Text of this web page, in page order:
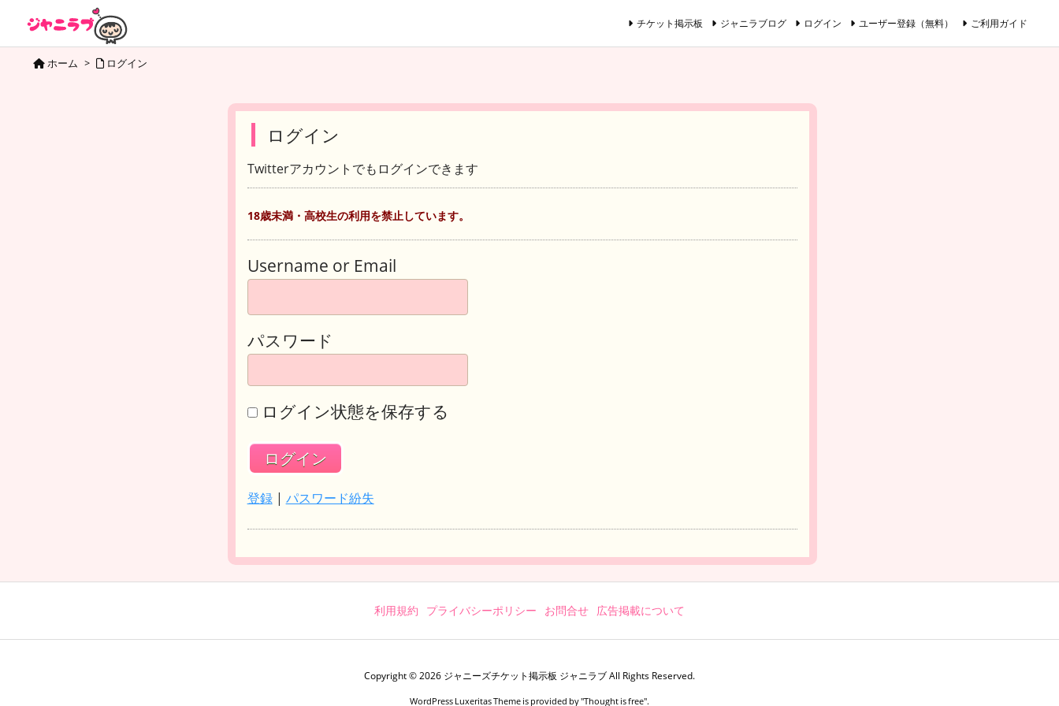
チケット掲示板 ジャニラブログ ログイン ユーザー登録（無料） ご利用ガイド
ホーム > ログイン
ログイン
Twitterアカウントでもログインできます
18歳未満・高校生の利用を禁止しています。
Username or Email
パスワード
ログイン状態を保存する
登録| パスワード紛失
利用規約 プライバシーポリシー お問合せ 広告掲載について
Copyright ©2026 ジャニーズチケット掲示板 ジャニラブAll Rights Reserved.
WordPress Luxeritas Theme is provided by "Thought is free".